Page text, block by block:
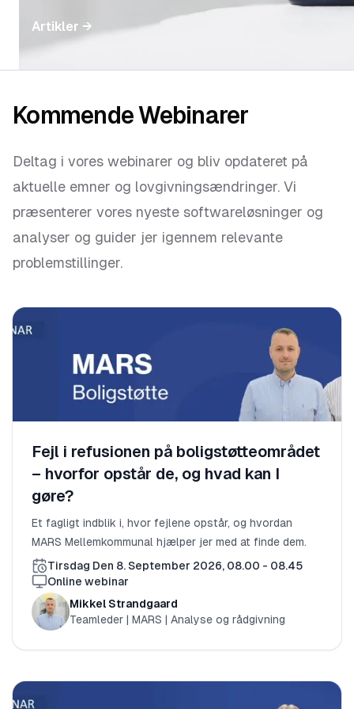
Artikler →
Kommende Webinarer
Deltag i vores webinarer og bliv opdateret på
aktuelle emner og lovgivningsændringer. Vi
præsenterer vores nyeste softwareløsninger og
analyser og guider jer igennem relevante
problemstillinger.
Fejl i refusionen på boligstøtteområdet
– hvorfor opstår de, og hvad kan I
gøre?
Et fagligt indblik i, hvor fejlene opstår, og hvordan
MARS Mellemkommunal hjælper jer med at finde dem.
Tirsdag Den 8. September 2026, 08.00 - 08.45
Online webinar
Mikkel Strandgaard
Teamleder | MARS | Analyse og rådgivning